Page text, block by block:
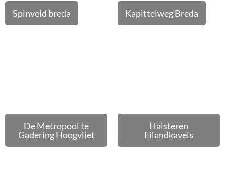
Spinveld breda Kapittelweg Breda
De Metropool te
Gadering Hoogvliet
Halsteren
Eilandkavels